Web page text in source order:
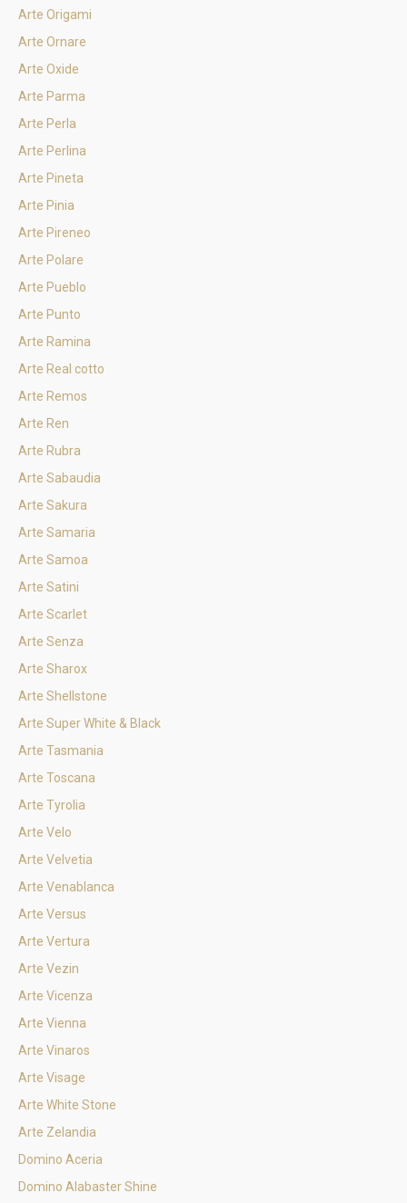
Arte Origami
Arte Ornare
Arte Oxide
Arte Parma
Arte Perla
Arte Perlina
Arte Pineta
Arte Pinia
Arte Pireneo
Arte Polare
Arte Pueblo
Arte Punto
Arte Ramina
Arte Real cotto
Arte Remos
Arte Ren
Arte Rubra
Arte Sabaudia
Arte Sakura
Arte Samaria
Arte Samoa
Arte Satini
Arte Scarlet
Arte Senza
Arte Sharox
Arte Shellstone
Arte Super White & Black
Arte Tasmania
Arte Toscana
Arte Tyrolia
Arte Velo
Arte Velvetia
Arte Venablanca
Arte Versus
Arte Vertura
Arte Vezin
Arte Vicenza
Arte Vienna
Arte Vinaros
Arte Visage
Arte White Stone
Arte Zelandia
Domino Aceria
Domino Alabaster Shine